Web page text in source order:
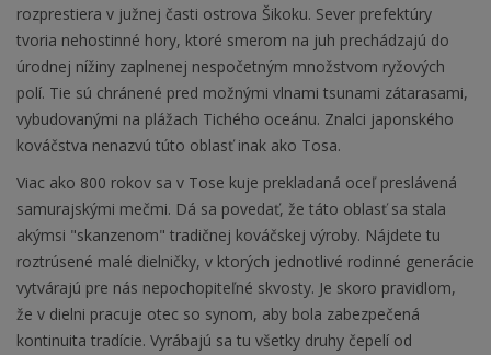
rozprestiera v južnej časti ostrova Šikoku. Sever prefektúry
tvoria nehostinné hory, ktoré smerom na juh prechádzajú do
úrodnej nížiny zaplnenej nespočetným množstvom ryžových
polí. Tie sú chránené pred možnými vlnami tsunami zátarasami,
vybudovanými na plážach Tichého oceánu. Znalci japonského
kováčstva nenazvú túto oblasť inak ako Tosa.
Viac ako 800 rokov sa v Tose kuje prekladaná oceľ preslávená
samurajskými mečmi. Dá sa povedať, že táto oblasť sa stala
akýmsi "skanzenom" tradičnej kováčskej výroby. Nájdete tu
roztrúsené malé dielničky, v ktorých jednotlivé rodinné generácie
vytvárajú pre nás nepochopiteľné skvosty. Je skoro pravidlom,
že v dielni pracuje otec so synom, aby bola zabezpečená
kontinuita tradície. Vyrábajú sa tu všetky druhy čepelí od